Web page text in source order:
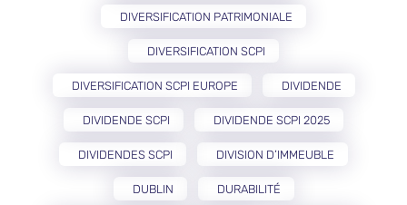
DIVERSIFICATION PATRIMONIALE
DIVERSIFICATION SCPI
DIVERSIFICATION SCPI EUROPE DIVIDENDE
DIVIDENDE SCPI DIVIDENDE SCPI 2025
DIVIDENDES SCPI DIVISION D’IMMEUBLE
DUBLIN DURABILITÉ